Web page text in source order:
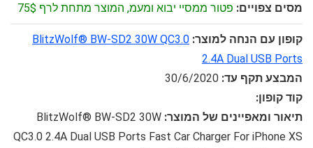
מסים צפויים: פטור ממסיי יבוא ומעמ, המוצר מתחת לרף 75$
קופון עם הנחה למוצר: BlitzWolf® BW-SD2 30W QC3.0
2.4A Dual USB Ports
המבצע תקף עד: 30/6/2020
קוד קופון:
תיאור ומאפיינים של המוצר: BlitzWolf® BW-SD2 30W
QC3.0 2.4A Dual USB Ports Fast Car Charger For iPhone XS